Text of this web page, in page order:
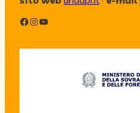
Facebook InstagramYouTube